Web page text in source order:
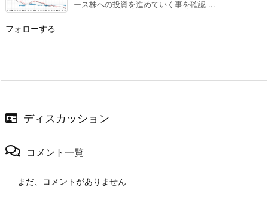
ース株への投資を進めていく事を確認 ...
フォローする
ディスカッション
コメント一覧
まだ、コメントがありません